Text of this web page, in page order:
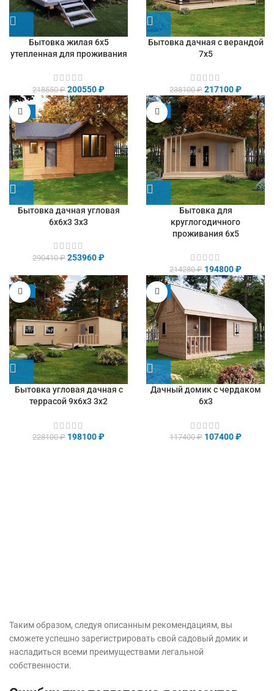
Бытовка жилая 6х5
утепленная для проживания
218550₽ 200550₽
Бытовка дачная с верандой
7х5
238100₽ 217100₽
-13%
Бытовка дачная угловая
6х6х3 3х3
290410₽ 253960₽
-9%
Бытовка для
круглогодичного
проживания 6х5
214280₽ 194800₽
-13%
Бытовка угловая дачная с
террасой 9х6х3 3х2
228100₽ 198100₽
-9%
Дачный домик с чердаком
6х3
117400₽ 107400₽
Таким образом, следуя описанным рекомендациям, вы
сможете успешно зарегистрировать свой садовый домик и
насладиться всеми преимуществами легальной
собственности.